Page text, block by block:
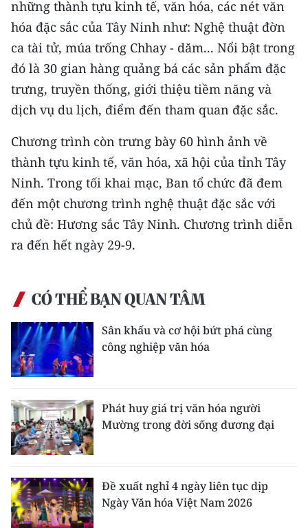
MEDIA CENTER
E-Magazine
Video
Media Kinh tế
Media Văn hóa
Media Xã hội
Media Pháp luật
Media Thế giới
Media Thể thao
Media Giáo dục
Media Y tế
Media Khoa học - Công nghệ
Media Môi trường
Ảnh
Infographic
những thành tựu kinh tế, văn hóa, các nét văn
hóa đặc sắc của Tây Ninh như: Nghệ thuật đờn
ca tài tử, múa trống Chhay - dăm... Nổi bật trong
đó là 30 gian hàng quảng bá các sản phẩm đặc
trưng, truyền thống, giới thiệu tiềm năng và
dịch vụ du lịch, điểm đến tham quan đặc sắc.
Chương trình còn trưng bày 60 hình ảnh về
thành tựu kinh tế, văn hóa, xã hội của tỉnh Tây
Ninh. Trong tối khai mạc, Ban tổ chức đã đem
đến một chương trình nghệ thuật đặc sắc với
chủ đề: Hương sắc Tây Ninh. Chương trình diễn
ra đến hết ngày 29-9.
CÓ THỂ BẠN QUAN TÂM
Sân khấu và cơ hội bứt phá cùng
công nghiệp văn hóa
Phát huy giá trị văn hóa người
Mường trong đời sống đương đại
Đề xuất nghỉ 4 ngày liên tục dịp
Ngày Văn hóa Việt Nam 2026